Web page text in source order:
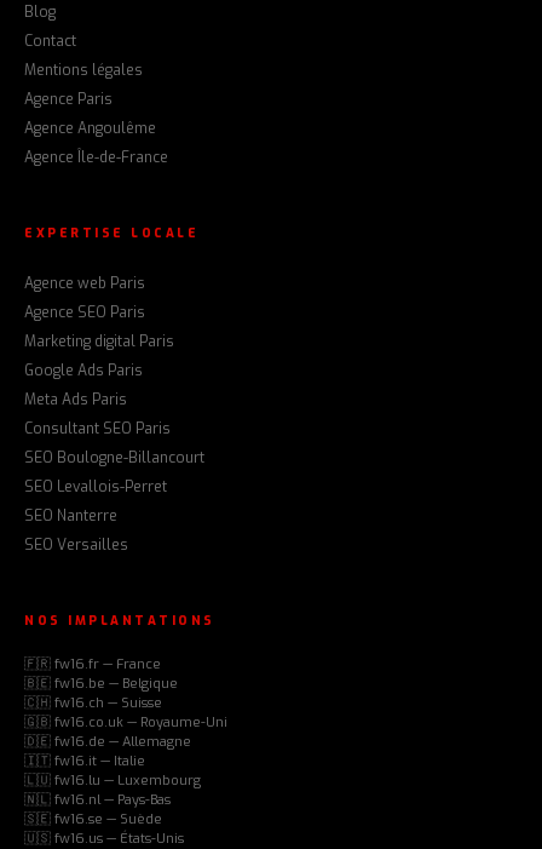
Blog
Contact
Mentions légales
Agence Paris
Agence Angoulême
Agence Île-de-France
EXPERTISE LOCALE
Agence web Paris
Agence SEO Paris
Marketing digital Paris
Google Ads Paris
Meta Ads Paris
Consultant SEO Paris
SEO Boulogne-Billancourt
SEO Levallois-Perret
SEO Nanterre
SEO Versailles
NOS IMPLANTATIONS
🇫🇷 fw16.fr — France
🇧🇪 fw16.be — Belgique
🇨🇭 fw16.ch — Suisse
🇬🇧 fw16.co.uk — Royaume-Uni
🇩🇪 fw16.de — Allemagne
🇮🇹 fw16.it — Italie
🇱🇺 fw16.lu — Luxembourg
🇳🇱 fw16.nl — Pays-Bas
🇸🇪 fw16.se — Suède
🇺🇸 fw16.us — États-Unis